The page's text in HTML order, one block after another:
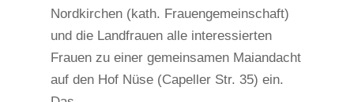
Nordkirchen (kath. Frauengemeinschaft)
und die Landfrauen alle interessierten
Frauen zu einer gemeinsamen Maiandacht
auf den Hof Nüse (Capeller Str. 35) ein.